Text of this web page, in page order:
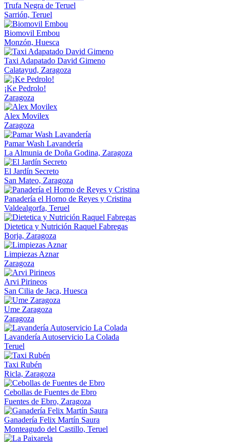
Trufa Negra de Teruel
Sarrión, Teruel
Biomovil Embou
Monzón, Huesca
Taxi Adapatado David Gimeno
Calatayud, Zaragoza
¡Ke Pedrolo!
Zaragoza
Alex Movilex
Zaragoza
Pamar Wash Lavandería
La Almunia de Doña Godina, Zaragoza
El Jardín Secreto
San Mateo, Zaragoza
Panadería el Horno de Reyes y Cristina
Valdealgorfa, Teruel
Dietetica y Nutrición Raquel Fabregas
Borja, Zaragoza
Limpiezas Aznar
Zaragoza
Arvi Pirineos
San Cilia de Jaca, Huesca
Ume Zaragoza
Zaragoza
Lavandería Autoservicio La Colada
Teruel
Taxi Rubén
Ricla, Zaragoza
Cebollas de Fuentes de Ebro
Fuentes de Ebro, Zaragoza
Ganadería Felix Martín Saura
Monteagudo del Castillo, Teruel